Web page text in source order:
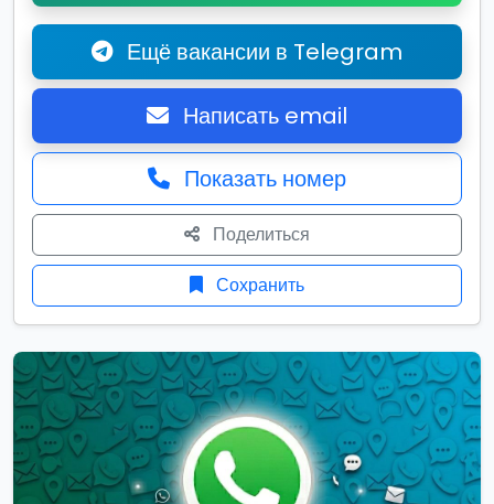
Ещё вакансии в Telegram
Написать email
Показать номер
Поделиться
Сохранить